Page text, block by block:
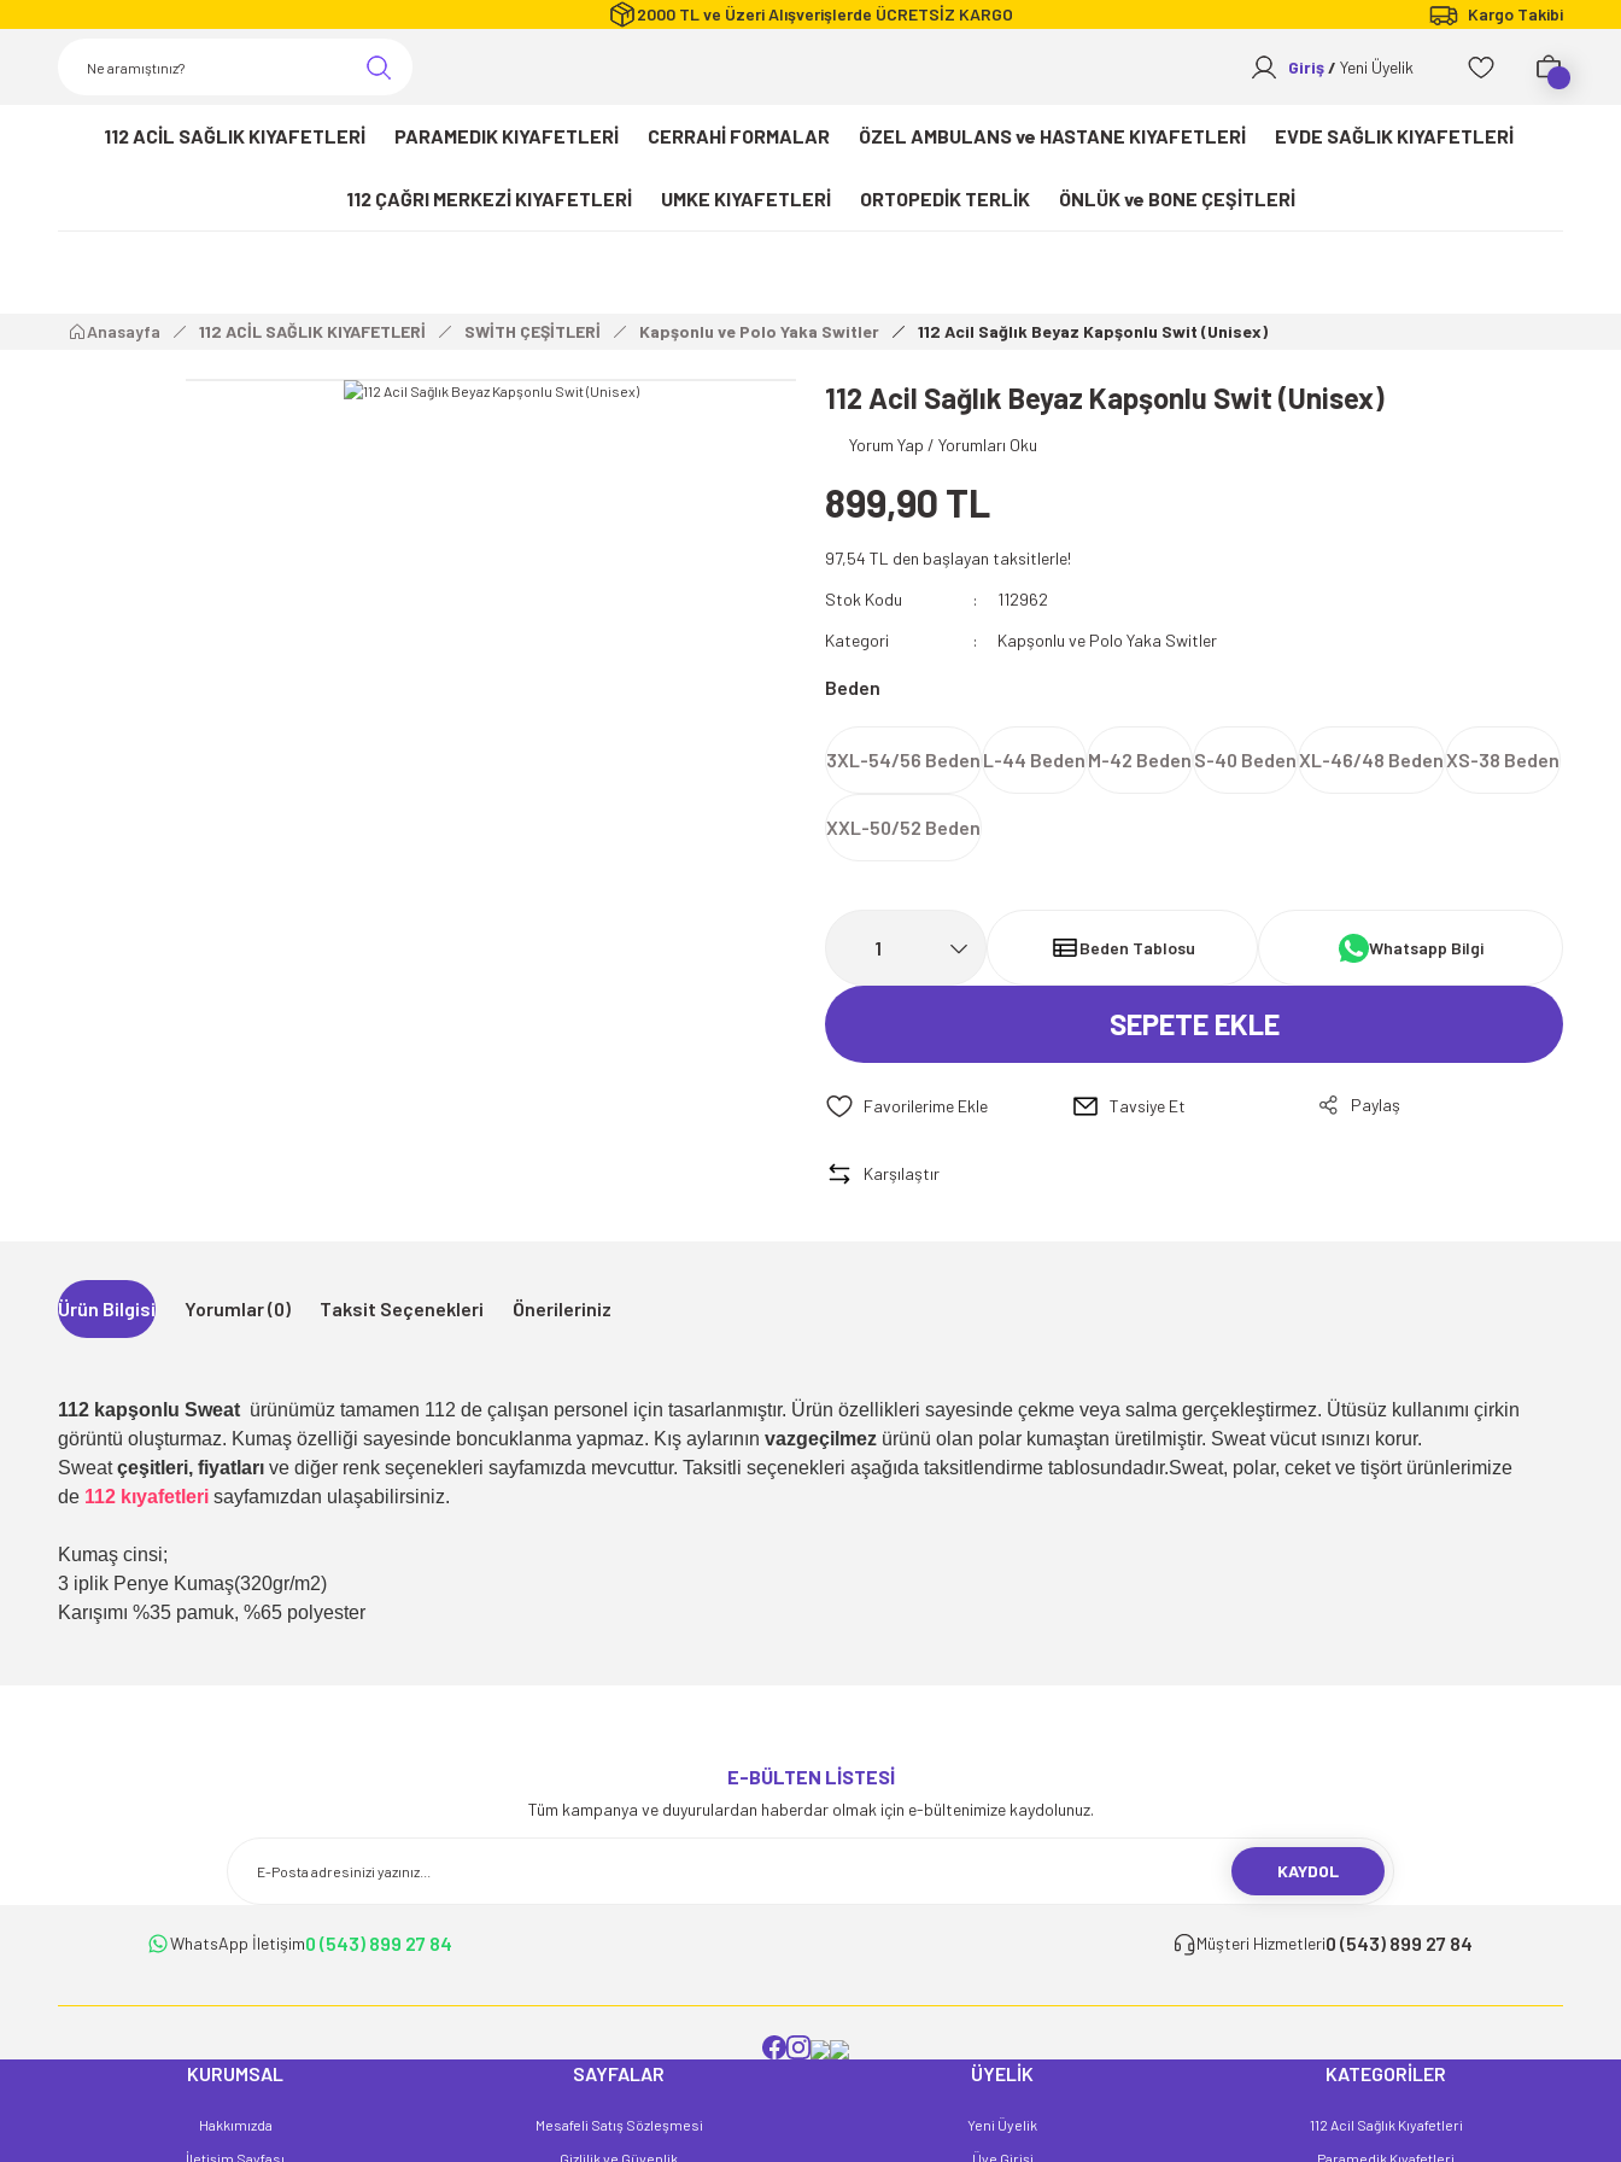
2000 TL ve Üzeri Alışverişlerde ÜCRETSİZ KARGO Kargo Takibi
Giriş Yeni Üyelik
112 ACİL SAĞLIK KIYAFETLERİ PARAMEDIK KIYAFETLERİ CERRAHİ FORMALAR ÖZEL AMBULANS ve HASTANE KIYAFETLERİ EVDE SAĞLIK KIYAFETLERİ
112 ÇAĞRI MERKEZİ KIYAFETLERİ UMKE KIYAFETLERİ ORTOPEDİK TERLİK ÖNLÜK ve BONE ÇEŞİTLERİ
Paramedik T-shirt
112 Paramedik Yelek
112 Acil Sağlık Polar
Paramedik Swit
Anasayfa 112 ACİL SAĞLIK KIYAFETLERİ SWİTH ÇEŞİTLERİ Kapşonlu ve Polo Yaka Switler 112 Acil Sağlık Beyaz Kapşonlu Swit (Unisex)
112 Acil Sağlık Beyaz Kapşonlu Swit (Unisex)
Yorum Yap / Yorumları Oku
899,90 TL
97,54 TL den başlayan taksitlerle!
Stok Kodu
112962
Kategori
Kapşonlu ve Polo Yaka Switler
Beden
3XL-54/56 Beden L-44 Beden M-42 Beden S-40 BedenXL-46/48 BedenXS-38 Beden
XXL-50/52 Beden
Beden Tablosu Whatsapp Bilgi
SEPETE EKLE
Tavsiye Et Paylaş
Karşılaştır
Ürün Bilgisi Yorumlar (0) Taksit Seçenekleri Önerileriniz
112 kapşonlu Sweat ürünümüz tamamen 112 de çalışan personel için tasarlanmıştır. Ürün özellikleri sayesinde çekme veya salma gerçekleştirmez. Ütüsüz kullanımı çirkin
görüntü oluşturmaz. Kumaş özelliği sayesinde boncuklanma yapmaz. Kış aylarının vazgeçilmez ürünü olan polar kumaştan üretilmiştir. Sweat vücut ısınızı korur.
Sweatçeşitleri, fiyatları ve diğer renk seçenekleri sayfamızda mevcuttur. Taksitli seçenekleri aşağıda taksitlendirme tablosundadır.Sweat, polar, ceket ve tişört ürünlerimize
de 112 kıyafetleri sayfamızdan ulaşabilirsiniz.
Kumaş cinsi;
3 iplik Penye Kumaş(320gr/m2)
Karışımı %35 pamuk, %65 polyester
Ürün açıklamasında eksik bilgiler bulunuyor.
Ürün fiyatı diğer sitelerden daha pahalı.
E-BÜLTEN LİSTESİ
Tüm kampanya ve duyurulardan haberdar olmak için e-bültenimize kaydolunuz.
KAYDOL
WhatsApp İletişim0 (543) 899 27 84 Müşteri Hizmetleri0 (543) 899 27 84
KURUMSAL
Hakkımızda
SAYFALAR
Mesafeli Satış Sözleşmesi
ÜYELİK
Yeni Üyelik
KATEGORİLER
112 Acil Sağlık Kıyafetleri